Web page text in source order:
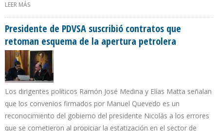
LEER MÁS
Presidente de PDVSA suscribió contratos que
retoman esquema de la apertura petrolera
Los dirigentes políticos Ramón José Medina y Elías Matta señalan
que los convenios firmados por Manuel Quevedo es un
reconocimiento del gobierno del presidente Nicolás a los errores
que se cometieron al propiciar la estatización en el sector de